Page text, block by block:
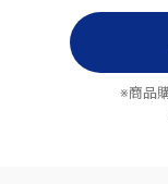
※商品